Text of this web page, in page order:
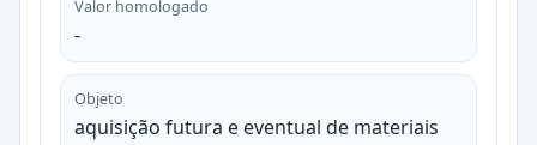
Valor homologado
-
Objeto
aquisição futura e eventual de materiais